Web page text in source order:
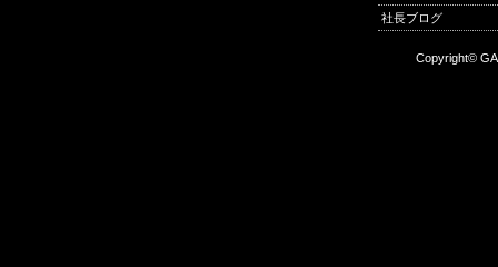
社長ブログ
Copyright©